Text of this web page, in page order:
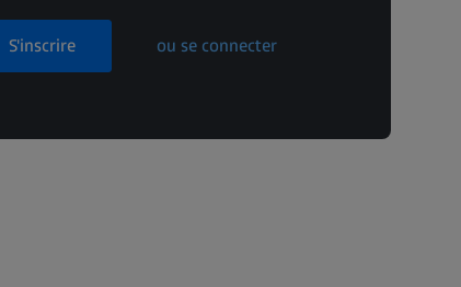
S'inscrire ou se connecter